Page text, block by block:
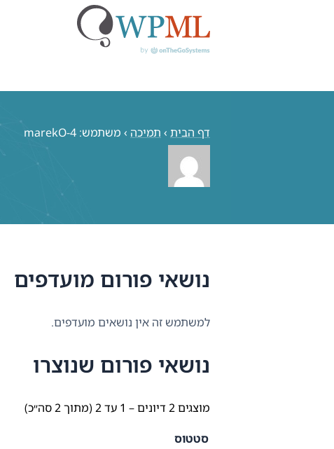
דף הבית › תמיכה › משתמש: marekO-4
נושאי פורום מועדפים
למשתמש זה אין נושאים מועדפים.
נושאי פורום שנוצרו
מוצגים 2 דיונים – 1 עד 2 (מתוך 2 סה״כ)
סטטוס